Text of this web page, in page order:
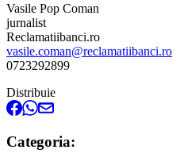
Vasile Pop Coman
jurnalist
Reclamatiibanci.ro
vasile.coman@reclamatiibanci.ro
0723292899
Distribuie
Categoria: